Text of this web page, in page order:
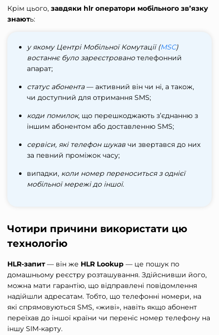
Крім цього, завдяки hlr оператори мобільного зв’язку
знають:
у якому Центрі Мобільної Комутації (MSC)
востаннє було зареєстрованотелефонний
апарат;
статус абонента— активний він чи ні, а також,
чи доступний для отримання SMS;
коди помилок, що перешкоджають з’єднанню з
іншим абонентом або доставленню SMS;
сервіси, які телефон шукав чи звертався до них
за певний проміжок часу;
випадки, коли номер переноситься з однієї
мобільної мережі до іншої.
Чотири причини використати цю
технологію
HLR-запит— він же HLR Lookup — це пошук по
домашньому реєстру розташування. Здійснивши його,
можна мати гарантію, що відправлені повідомлення
надійшли адресатам. Тобто, що телефонні номери, на
які спрямовуються SMS, «живі», навіть якщо абонент
переїхав до іншої країни чи переніс номер телефону на
іншу SIM-карту.